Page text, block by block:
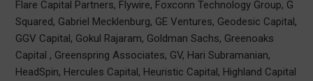
Flare Capital Partners, Flywire, Foxconn Technology Group, G
Squared, Gabriel Mecklenburg, GE Ventures, Geodesic Capital,
GGV Capital, Gokul Rajaram, Goldman Sachs, Greenoaks
Capital , Greenspring Associates, GV, Hari Subramanian,
HeadSpin, Hercules Capital, Heuristic Capital, Highland Capital